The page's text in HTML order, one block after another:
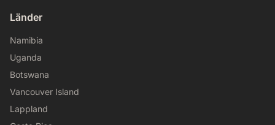
Länder
Namibia
Uganda
Botswana
Vancouver Island
Lappland